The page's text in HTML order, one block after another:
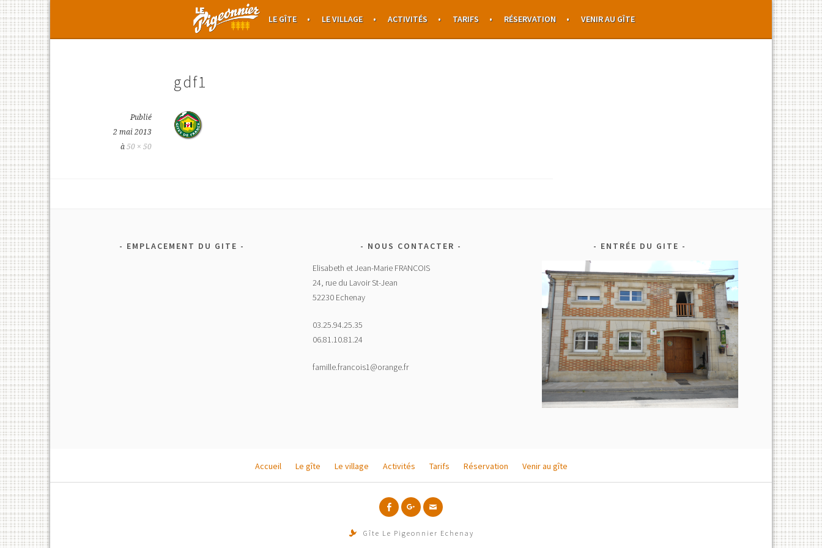
contenu
LE GÎTE LE VILLAGE ACTIVITÉS TARIFS RÉSERVATION VENIR AU GÎTE
gdf1
Publié
2 mai 2013
à 50 × 50
EMPLACEMENT DU GITE
NOUS CONTACTER
Elisabeth et Jean-Marie FRANCOIS
24, rue du Lavoir St-Jean
52230 Echenay
03.25.94.25.35
06.81.10.81.24
famille.francois1@orange.fr
ENTRÉE DU GITE
Accueil Le gîte Le village Activités Tarifs Réservation Venir au gîte
Gîte Le Pigeonnier Echenay